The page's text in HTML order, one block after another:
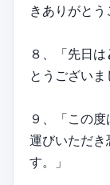
きありがとう
８、「先日は
とうございま
９、「この度
運びいただき
す。」